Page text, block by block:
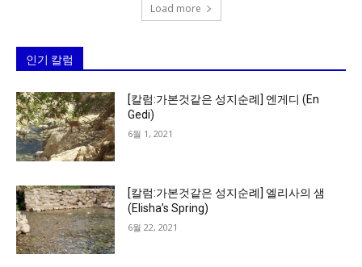
Load more
인기 칼럼
[칼럼:가본것같은 성지순례] 엔게디 (En
Gedi)
6월 1, 2021
[칼럼:가본것같은 성지순례] 엘리사의 샘
(Elisha’s Spring)
6월 22, 2021